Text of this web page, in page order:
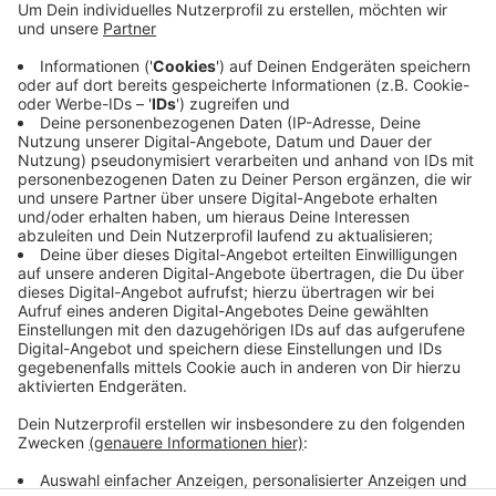
eine ausgewiesene Expertin zu Wort. Anschließend
zu ganz persönlichen Müllvermeidungsstrategien
oder sinnvollen Plastikalternativen. Die Anmeldung
und der Erhalt der Zugangsdaten erfolgt HIER.
Veröffentlicht:Montag, 30.08.2021 10:44
Anzeige
Anzeige